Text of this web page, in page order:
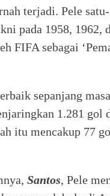
terjadi. Pele
pada 1958, 1962,
FIFA sebagai
sepanjang
1.281 gol
itu mencakup 77
Santos, Pele